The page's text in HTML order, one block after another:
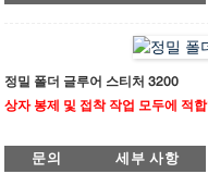
제어 시스템은 간편한 조작을 가
수 있어 번거로운 공구 교체가 필
작한 스티칭 헤드는 분당 최대
어 고급 골판지 포장 시장의 요구
정밀 폴더 글루어 스티처 3200
상자 봉제 및 접착 작업 모두에 적
메가폴드 프로 3200 ST는 완전 서
정밀도를 보장합니다. 선형 가이
문의 세부 사항